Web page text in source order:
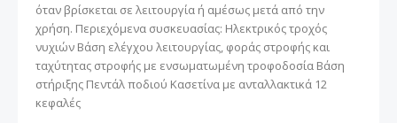
όταν βρίσκεται σε λειτουργία ή αμέσως μετά από την
χρήση. Περιεχόμενα συσκευασίας: Ηλεκτρικός τροχός
νυχιών Βάση ελέγχου λειτουργίας, φοράς στροφής και
ταχύτητας στροφής με ενσωματωμένη τροφοδοσία Βάση
στήριξης Πεντάλ ποδιού Κασετίνα με ανταλλακτικά 12
κεφαλές